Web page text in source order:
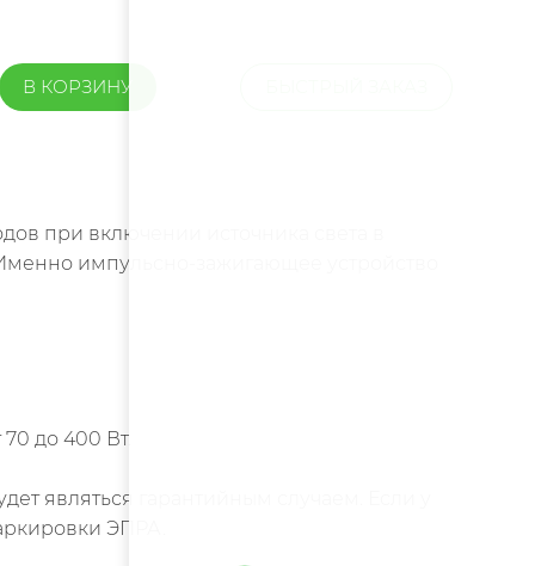
В КОРЗИНУ
при включении источника света в
импульсно-зажигающее устройство
до 400 Вт.
являться гарантийным случаем. Если у
ЭПРА.